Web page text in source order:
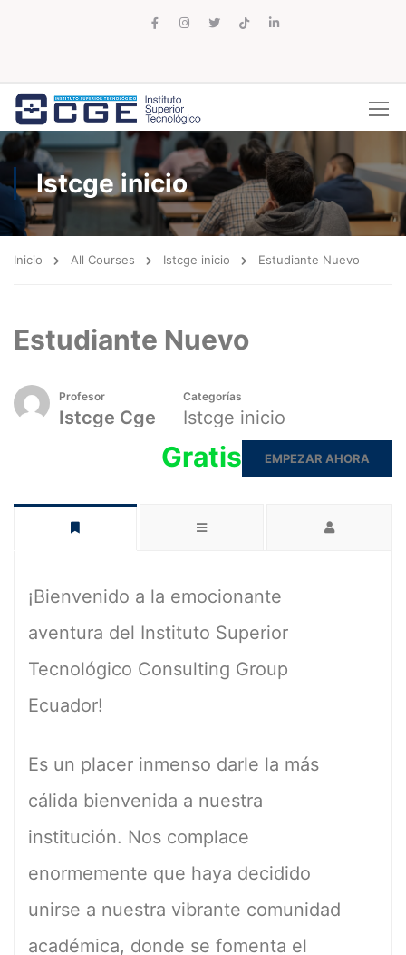
Istcge inicio
Inicio All Courses Istcge inicio Estudiante Nuevo
Estudiante Nuevo
Profesor
Istcge Cge
Categorías
Istcge inicio
Gratis EMPEZAR AHORA
¡Bienvenido a la emocionante
aventura del Instituto Superior
Tecnológico Consulting Group
Ecuador!
Es un placer inmenso darle la más
cálida bienvenida a nuestra
institución. Nos complace
enormemente que haya decidido
unirse a nuestra vibrante comunidad
académica, donde se fomenta el